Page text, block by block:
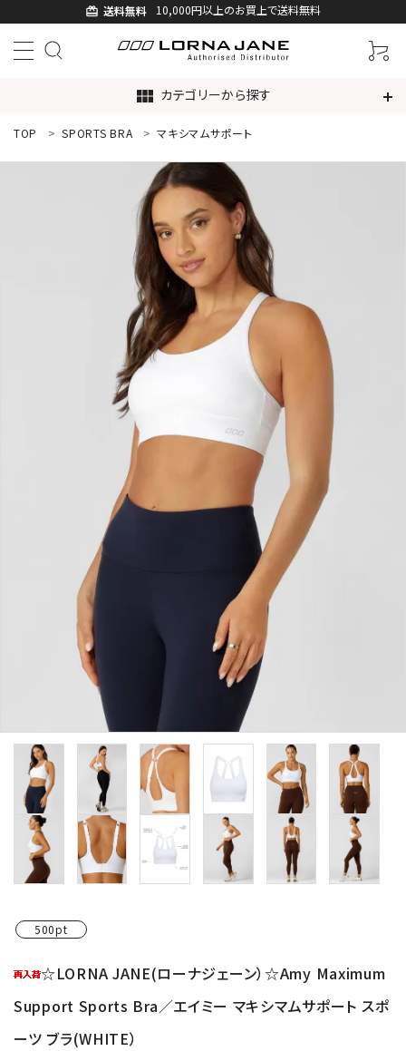
card_giftcard 送料無料 10,000円以上のお買上で送料無料
view_module カテゴリーから探す
ACCOUNT MENU
ようこそ ゲスト 様
新規会員登録
search
TOP SPORTS BRA マキシマムサポート
500pt
☆LORNA JANE(ローナジェーン）☆Amy Maximum
Support Sports Bra／エイミー マキシマムサポート スポ
ーツ ブラ(WHITE）